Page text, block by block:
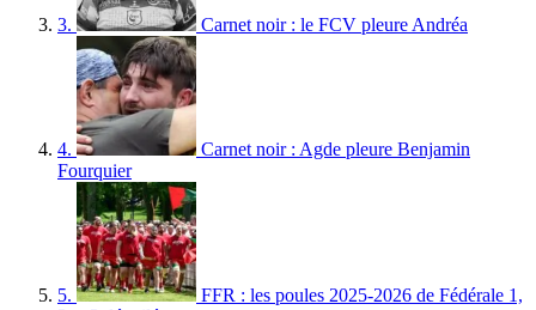
3. Carnet noir : le FCV pleure Andréa
4.
Carnet noir : Agde pleure Benjamin
Fourquier
5.
FFR : les poules 2025-2026 de Fédérale 1,